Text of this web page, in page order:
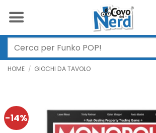
Cerca:
HOME / GIOCHI DA TAVOLO
-14%